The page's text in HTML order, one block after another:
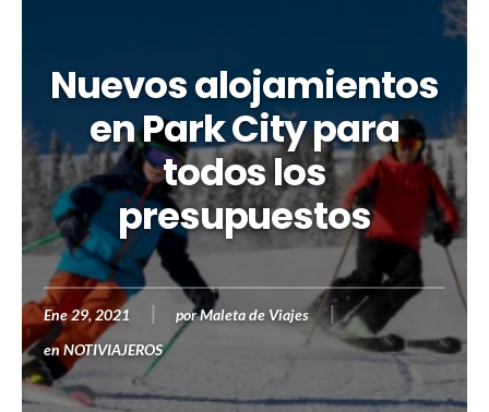
Nuevos alojamientos
en Park City para
todos los
presupuestos
Ene 29, 2021 porMaleta de Viajes
enNOTIVIAJEROS